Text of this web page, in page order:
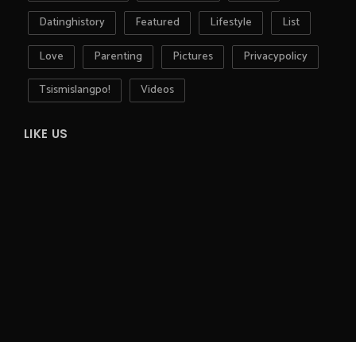
Datinghistory
Featured Lifestyle
List
Love
Parenting Pictures
Privacypolicy
Tsismislangpo!
Videos
LIKE US